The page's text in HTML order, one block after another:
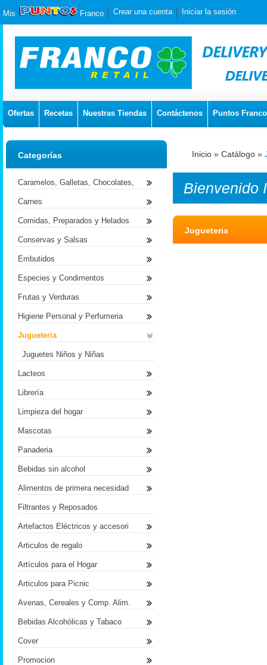
Mis Franco Crear una cuenta Iniciar la sesión
Ofertas Recetas Nuestras Tiendas Contáctenos Puntos Franco
Inicio » Catálogo »
Bienvenido
Jugueteria
Categorías
Caramelos, Galletas, Chocolates,
Carnes
Comidas, Preparados y Helados
Conservas y Salsas
Embutidos
Especies y Condimentos
Frutas y Verduras
Higiene Personal y Perfumeria
Jugueteria
Juguetes Niños y Niñas
Lacteos
Librería
Limpieza del hogar
Mascotas
Panaderia
Bebidas sin alcohol
Alimentos de primera necesidad
Filtrantes y Reposados
Artefactos Eléctricos y accesori
Articulos de regalo
Artículos para el Hogar
Articulos para Picnic
Avenas, Cereales y Comp. Alim.
Bebidas Alcohólicas y Tabaco
Cover
Promocion